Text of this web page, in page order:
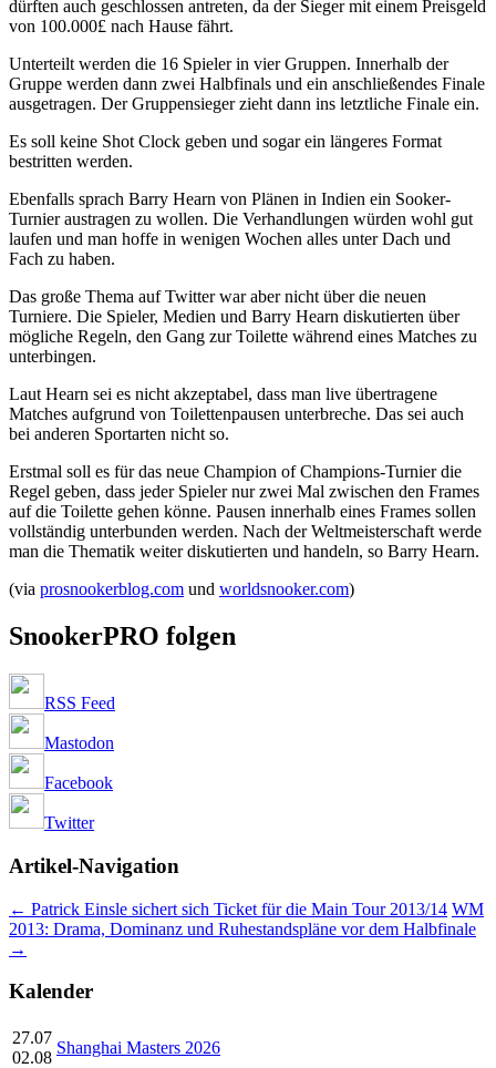
dürften auch geschlossen antreten, da der Sieger mit einem Preisgeld
von 100.000£ nach Hause fährt.
Unterteilt werden die 16 Spieler in vier Gruppen. Innerhalb der
Gruppe werden dann zwei Halbfinals und ein anschließendes Finale
ausgetragen. Der Gruppensieger zieht dann ins letztliche Finale ein.
Es soll keine Shot Clock geben und sogar ein längeres Format
bestritten werden.
Ebenfalls sprach Barry Hearn von Plänen in Indien ein Sooker-
Turnier austragen zu wollen. Die Verhandlungen würden wohl gut
laufen und man hoffe in wenigen Wochen alles unter Dach und
Fach zu haben.
Das große Thema auf Twitter war aber nicht über die neuen
Turniere. Die Spieler, Medien und Barry Hearn diskutierten über
mögliche Regeln, den Gang zur Toilette während eines Matches zu
unterbingen.
Laut Hearn sei es nicht akzeptabel, dass man live übertragene
Matches aufgrund von Toilettenpausen unterbreche. Das sei auch
bei anderen Sportarten nicht so.
Erstmal soll es für das neue Champion of Champions-Turnier die
Regel geben, dass jeder Spieler nur zwei Mal zwischen den Frames
auf die Toilette gehen könne. Pausen innerhalb eines Frames sollen
vollständig unterbunden werden. Nach der Weltmeisterschaft werde
man die Thematik weiter diskutierten und handeln, so Barry Hearn.
(via prosnookerblog.com und worldsnooker.com)
SnookerPRO folgen
RSS Feed
Mastodon
Facebook
Twitter
Artikel-Navigation
← Patrick Einsle sichert sich Ticket für die Main Tour 2013/14 WM
2013: Drama, Dominanz und Ruhestandspläne vor dem Halbfinale
→
Kalender
27.07
02.08
Shanghai Masters 2026